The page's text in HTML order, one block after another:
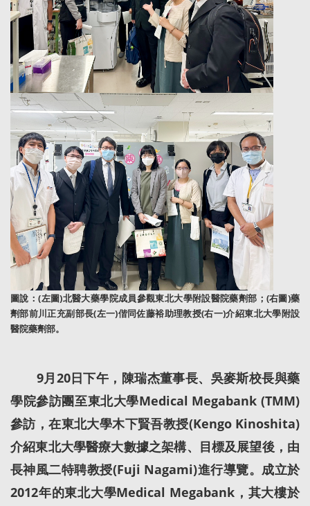
圖說：(左圖)北醫大藥學院成員參觀東北大學附設醫院藥劑部；(右圖)藥
劑部前川正充副部長(左一)偕同佐藤裕助理教授(右一)介紹東北大學附設
醫院藥劑部。
9月20日下午，陳瑞杰董事長、吳麥斯校長與藥
學院參訪團至東北大學Medical Megabank (TMM)
參訪，在東北大學木下賢吾教授(Kengo Kinoshita)
介紹東北大學醫療大數據之架構、目標及展望後，由
長神風二特聘教授(Fuji Nagami)進行導覽。成立於
2012年的東北大學Medical Megabank，其大樓於